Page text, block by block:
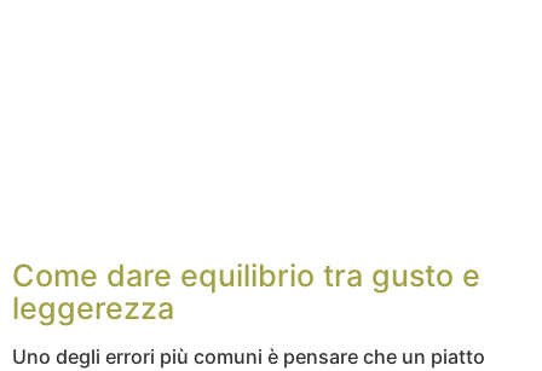
Come dare equilibrio tra gusto e
leggerezza
Uno degli errori più comuni è pensare che un piatto